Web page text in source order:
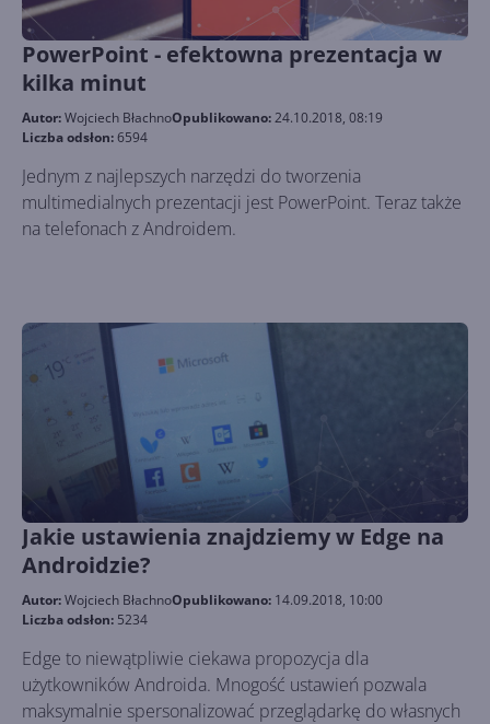
PowerPoint - efektowna prezentacja w
kilka minut
Autor:Wojciech BłachnoOpublikowano:24.10.2018, 08:19
Liczba odsłon:6594
Jednym z najlepszych narzędzi do tworzenia
multimedialnych prezentacji jest PowerPoint. Teraz także
na telefonach z Androidem.
Jakie ustawienia znajdziemy w Edge na
Androidzie?
Autor:Wojciech BłachnoOpublikowano: 14.09.2018, 10:00
Liczba odsłon: 5234
Edge to niewątpliwie ciekawa propozycja dla
użytkowników Androida. Mnogość ustawień pozwala
maksymalnie spersonalizować przeglądarkę do własnych